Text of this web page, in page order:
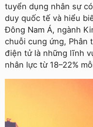
tuyển dụng nhân sự
duy quốc tế và hiểu
Đông Nam Á, ngành
chuỗi cung ứng, Phân
điện tử là những lĩnh
nhân lực từ 18–22%